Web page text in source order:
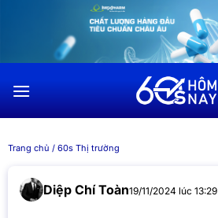
dung
Trang chủ / 60s Thị trường
Diệp Chí Toàn19/11/2024 lúc 13:29